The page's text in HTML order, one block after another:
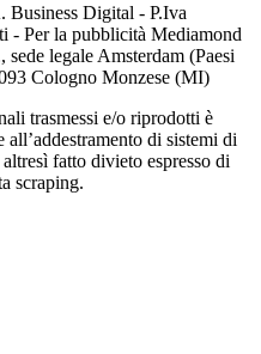
Business Digital - P.Iva
- Per la pubblicità Mediamond
legale Amsterdam (Paesi
Cologno Monzese (MI)
trasmessi e/o riprodotti è
di sistemi di
fatto divieto espresso di
scraping.